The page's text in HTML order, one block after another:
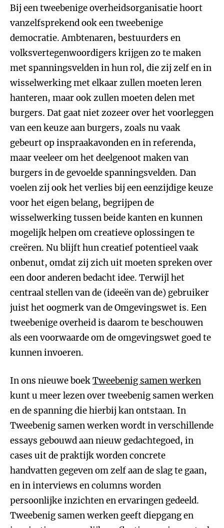
Bij een tweebenige overheidsorganisatie hoort
vanzelfsprekend ook een tweebenige
democratie. Ambtenaren, bestuurders en
volksvertegenwoordigers krijgen zo te maken
met spanningsvelden in hun rol, die zij zelf en in
wisselwerking met elkaar zullen moeten leren
hanteren, maar ook zullen moeten delen met
burgers. Dat gaat niet zozeer over het voorleggen
van een keuze aan burgers, zoals nu vaak
gebeurt op inspraakavonden en in referenda,
maar veeleer om het deelgenoot maken van
burgers in de gevoelde spanningsvelden. Dan
voelen zij ook het verlies bij een eenzijdige keuze
voor het eigen belang, begrijpen de
wisselwerking tussen beide kanten en kunnen
mogelijk helpen om creatieve oplossingen te
creëren. Nu blijft hun creatief potentieel vaak
onbenut, omdat zij zich uit moeten spreken over
een door anderen bedacht idee. Terwijl het
centraal stellen van de (ideeën van de) gebruiker
juist het oogmerk van de Omgevingswet is. Een
tweebenige overheid is daarom te beschouwen
als een voorwaarde om de omgevingswet goed te
kunnen invoeren.
In ons nieuwe boekTweebenig samen werken
kunt u meer lezen over tweebenig samen werken
en de spanning die hierbij kan ontstaan. In
Tweebenig samen werken wordt in verschillende
essays gebouwd aan nieuw gedachtegoed, in
cases uit de praktijk worden concrete
handvatten gegeven om zelf aan de slag te gaan,
en in interviews en columns worden
persoonlijke inzichten en ervaringen gedeeld.
Tweebenig samen werken geeft diepgang en